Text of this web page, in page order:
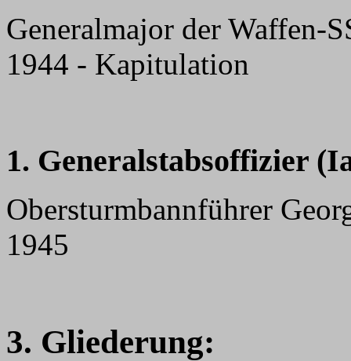
Generalmajor der Waffen-
1944 - Kapitulation
1. Generalstabsoffizier
Obersturmbannführer
1945
3. Gliederung: